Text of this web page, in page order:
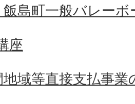
島町一般バレーボ
座
域等直接支払事業